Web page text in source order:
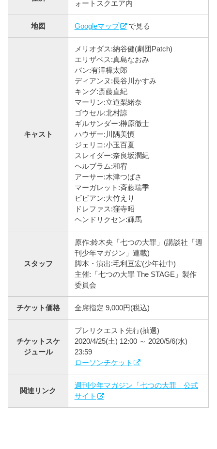
ォートスクエア内
地図 Googleマップ で見る
キャスト
メリオダス:納谷健(劇団Patch)
エリザベス:真島なおみ
バン:有澤樟太郎
ディアンヌ:長谷川かすみ
キング:斎藤直紀
マーリン:立道梨緒奈
ゴウセル:北村諒
ギルサンダー:榊原徹士
ハウザー:川隅美慎
ジェリコ:小玉百夏
スレイダー:奈良坂潤紀
ヘルブラム:和宥
アーサー:木津つばさ
マーガレット:斉藤瑞季
ビビアン:大竹えり
ドレファス:窪寺昭
ヘンドリクセン:輝馬
スタッフ
原作:鈴木央「七つの大罪」(講談社「週
刊少年マガジン」連載)
脚本・演出:毛利亘宏(少年社中)
主催:「七つの大罪 The STAGE」製作
委員会
チケット価格 全席指定 9,000円(税込)
チケットスケ
ジュール
プレリクエスト先行(抽選)
2020/4/25(土) 12:00 ～ 2020/5/6(水)
23:59
ローソンチケット
関連リンク
週刊少年マガジン「七つの大罪」公式
サイト